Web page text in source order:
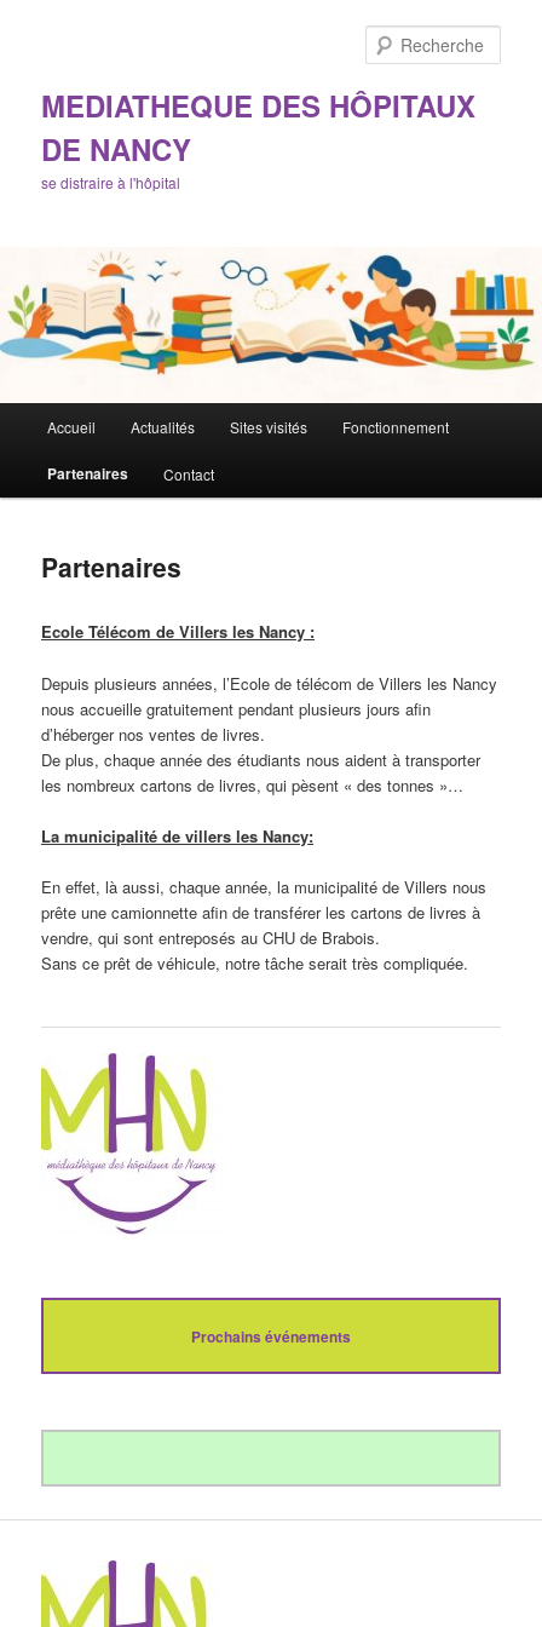
MEDIATHEQUE DES HÔPITAUX
DE NANCY
se distraire à l'hôpital
principal
Accueil Actualités Sites visités Fonctionnement
Partenaires Contact
Partenaires
Ecole Télécom de Villers les Nancy :
Depuis plusieurs années, l’Ecole de télécom de Villers les Nancy
nous accueille gratuitement pendant plusieurs jours afin
d’héberger nos ventes de livres.
De plus, chaque année des étudiants nous aident à transporter
les nombreux cartons de livres, qui pèsent « des tonnes »…
La municipalité de villers les Nancy:
En effet, là aussi, chaque année, la municipalité de Villers nous
prête une camionnette afin de transférer les cartons de livres à
vendre, qui sont entreposés au CHU de Brabois.
Sans ce prêt de véhicule, notre tâche serait très compliquée.
Prochains événements